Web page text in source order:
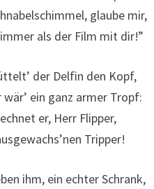
glaube mir,
als der Film mit dir!”
der Delfin den Kopf,
wär’ ein ganz armer Tropf:
er, Herr Flipper,
Tripper!
ihm, ein echter Schrank,